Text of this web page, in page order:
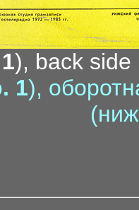
), back side
1),